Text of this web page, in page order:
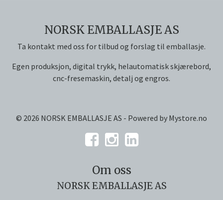
NORSK EMBALLASJE AS
Ta kontakt med oss for tilbud og forslag til emballasje.
Egen produksjon, digital trykk, helautomatisk skjærebord,
cnc-fresemaskin, detalj og engros.
© 2026 NORSK EMBALLASJE AS - Powered by Mystore.no
Om oss
NORSK EMBALLASJE AS